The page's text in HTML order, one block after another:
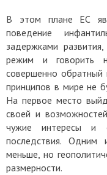
В этом плане ЕС
поведение
задержками
режим и говорить
совершенно
принципов в мире не
На первое место
своей и
чужие интересы и
последствия. Одним
меньше, но
размерности.